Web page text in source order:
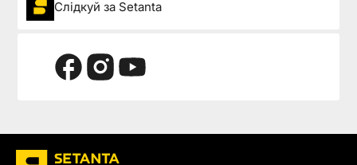
Слідкуй за Setanta